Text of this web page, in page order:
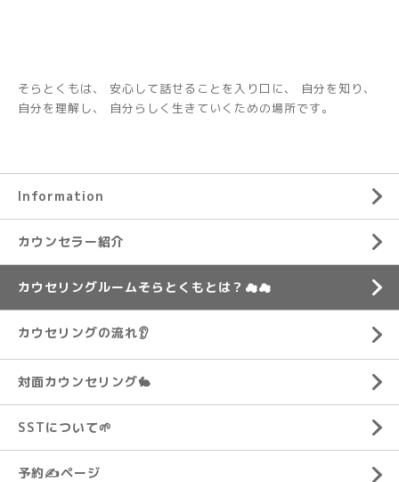
そらとくもは、 安心して話せることを入り口に、 自分を知り、
自分を理解し、 自分らしく生きていくための場所です。
Information
カウンセラー紹介
カウセリングルームそらとくもとは？☁☁
カウセリングの流れ👂️
対面カウンセリング🐇
SSTについて🌱
予約✍ページ